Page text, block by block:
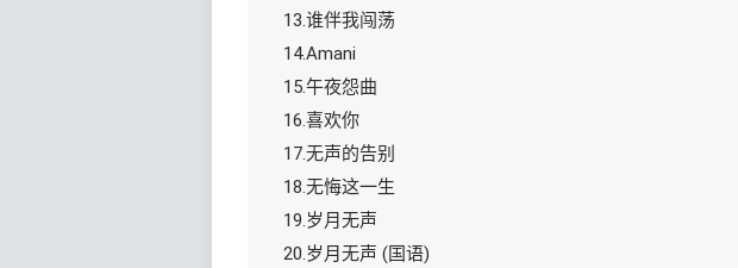
13.谁伴我闯荡
14.Amani
15.午夜怨曲
16.喜欢你
17.无声的告别
18.无悔这一生
19.岁月无声
20.岁月无声 (国语)